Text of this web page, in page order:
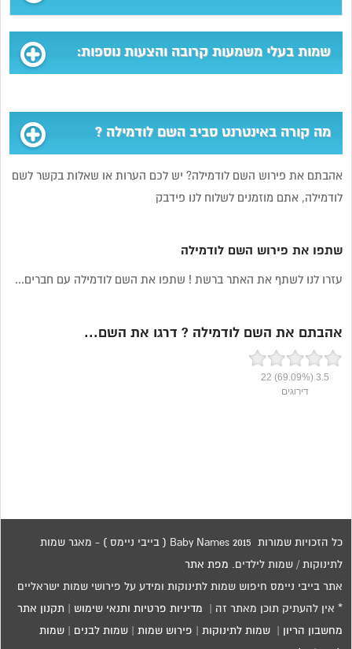
שמות בעלי משמעות קרובה והצעות נוספות:
מה קורה באינטרנט סביב השם לודמילה ?
אהבתם את פירוש השם לודמילה? יש לכם הערות או שאלות בקשר לשם
לודמילה, אתם מוזמנים לשלוח לנו פידבק
שתפו את פירוש השם לודמילה
עזרו לנו לשתף את האתר ברשת ! שתפו את השם לודמילה עם חברים...
אהבתם את השם לודמילה ? דרגו את השם...
3.5
(69.09%)
22
דירוגים
כל הזכויות שמורות 2015 Baby Names ( בייבי ניימס ) - מאגר שמות
לתינוקות / שמות לילדים. מפת אתר
אתר בייבי ניימס חיפוש שמות לתינוקות ומידע על פירושי שמות ישראליים
* אין להעתיק תוכן מאתר זה | מדיניות פרטיות ותנאי שימוש תקנון אתר
מחשבון הריון |שמות לתינוקות פירוש שמות |שמות לבנים |שמות